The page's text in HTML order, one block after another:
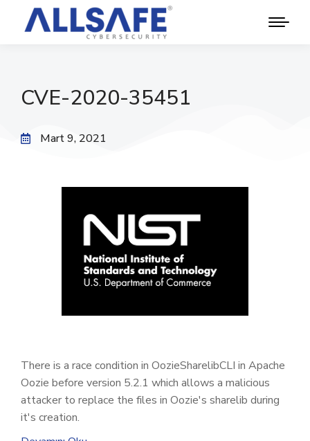
CVE-2020-35451
Mart 9, 2021
There is a race condition in OozieSharelibCLI in Apache
Oozie before version 5.2.1 which allows a malicious
attacker to replace the files in Oozie's sharelib during
it's creation.